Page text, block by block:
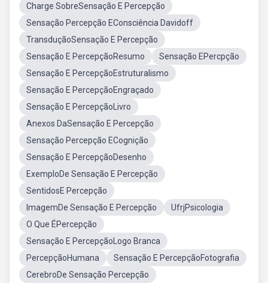
Charge SobreSensação E Percepção
Sensação Percepção EConsciência Davidoff
TransduçãoSensação E Percepção
Sensação E PercepçãoResumo
Sensação EPercpção
Sensação E PercepçãoEstruturalismo
Sensação E PercepçãoEngraçado
Sensação E PercepçãoLivro
Anexos DaSensação E Percepção
Sensação Percepção ECognição
Sensação E PercepçãoDesenho
ExemploDe Sensação E Percepção
SentidosE Percepção
ImagemDe Sensação E Percepção
UfrjPsicologia
O Que ÉPercepção
Sensação E PercepçãoLogo Branca
PercepçãoHumana
Sensação E PercepçãoFotografia
CerebroDe Sensação Percepção